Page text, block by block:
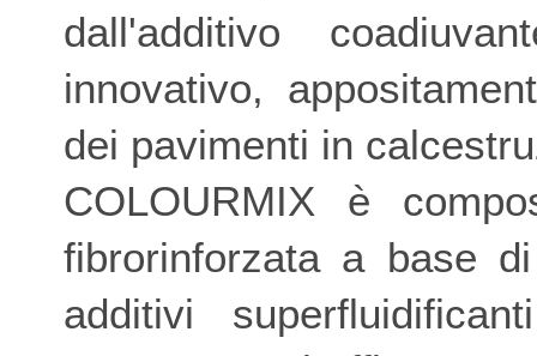
dall'additivo
innovativo,
dei pavimenti in
COLOURMIX è
fibrorinforzata a base
additivi